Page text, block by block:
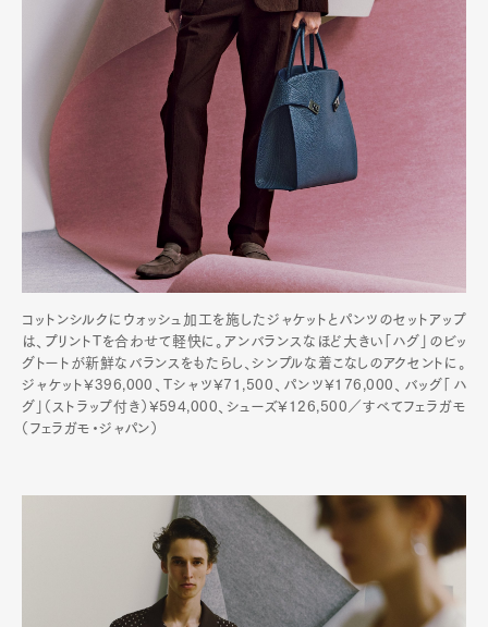
コットンシルクにウォッシュ加工を施したジャケットとパンツのセットアップ
は、プリントTを合わせて軽快に。アンバランスなほど大きい「ハグ」のビッ
グトートが新鮮なバランスをもたらし、シンプルな着こなしのアクセントに。
ジャケット¥396,000、Tシャツ¥71,500、パンツ¥176,000、バッグ「ハ
グ」（ストラップ付き）¥594,000、シューズ¥126,500／すべてフェラガモ
（フェラガモ・ジャパン）